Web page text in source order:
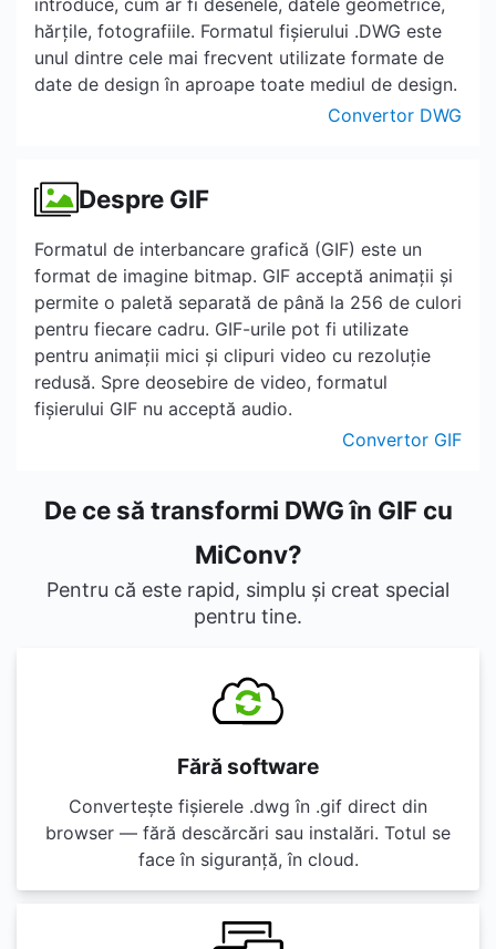
introduce, cum ar fi desenele, datele geometrice,
hărțile, fotografiile. Formatul fișierului .DWG este
unul dintre cele mai frecvent utilizate formate de
date de design în aproape toate mediul de design.
Convertor DWG
Despre GIF
Formatul de interbancare grafică (GIF) este un
format de imagine bitmap. GIF acceptă animații și
permite o paletă separată de până la 256 de culori
pentru fiecare cadru. GIF-urile pot fi utilizate
pentru animații mici și clipuri video cu rezoluție
redusă. Spre deosebire de video, formatul
fișierului GIF nu acceptă audio.
Convertor GIF
De ce să transformi DWG în GIF cu
MiConv?
Pentru că este rapid, simplu și creat special
pentru tine.
Fără software
Convertește fișierele .dwg în .gif direct din
browser — fără descărcări sau instalări. Totul se
face în siguranță, în cloud.